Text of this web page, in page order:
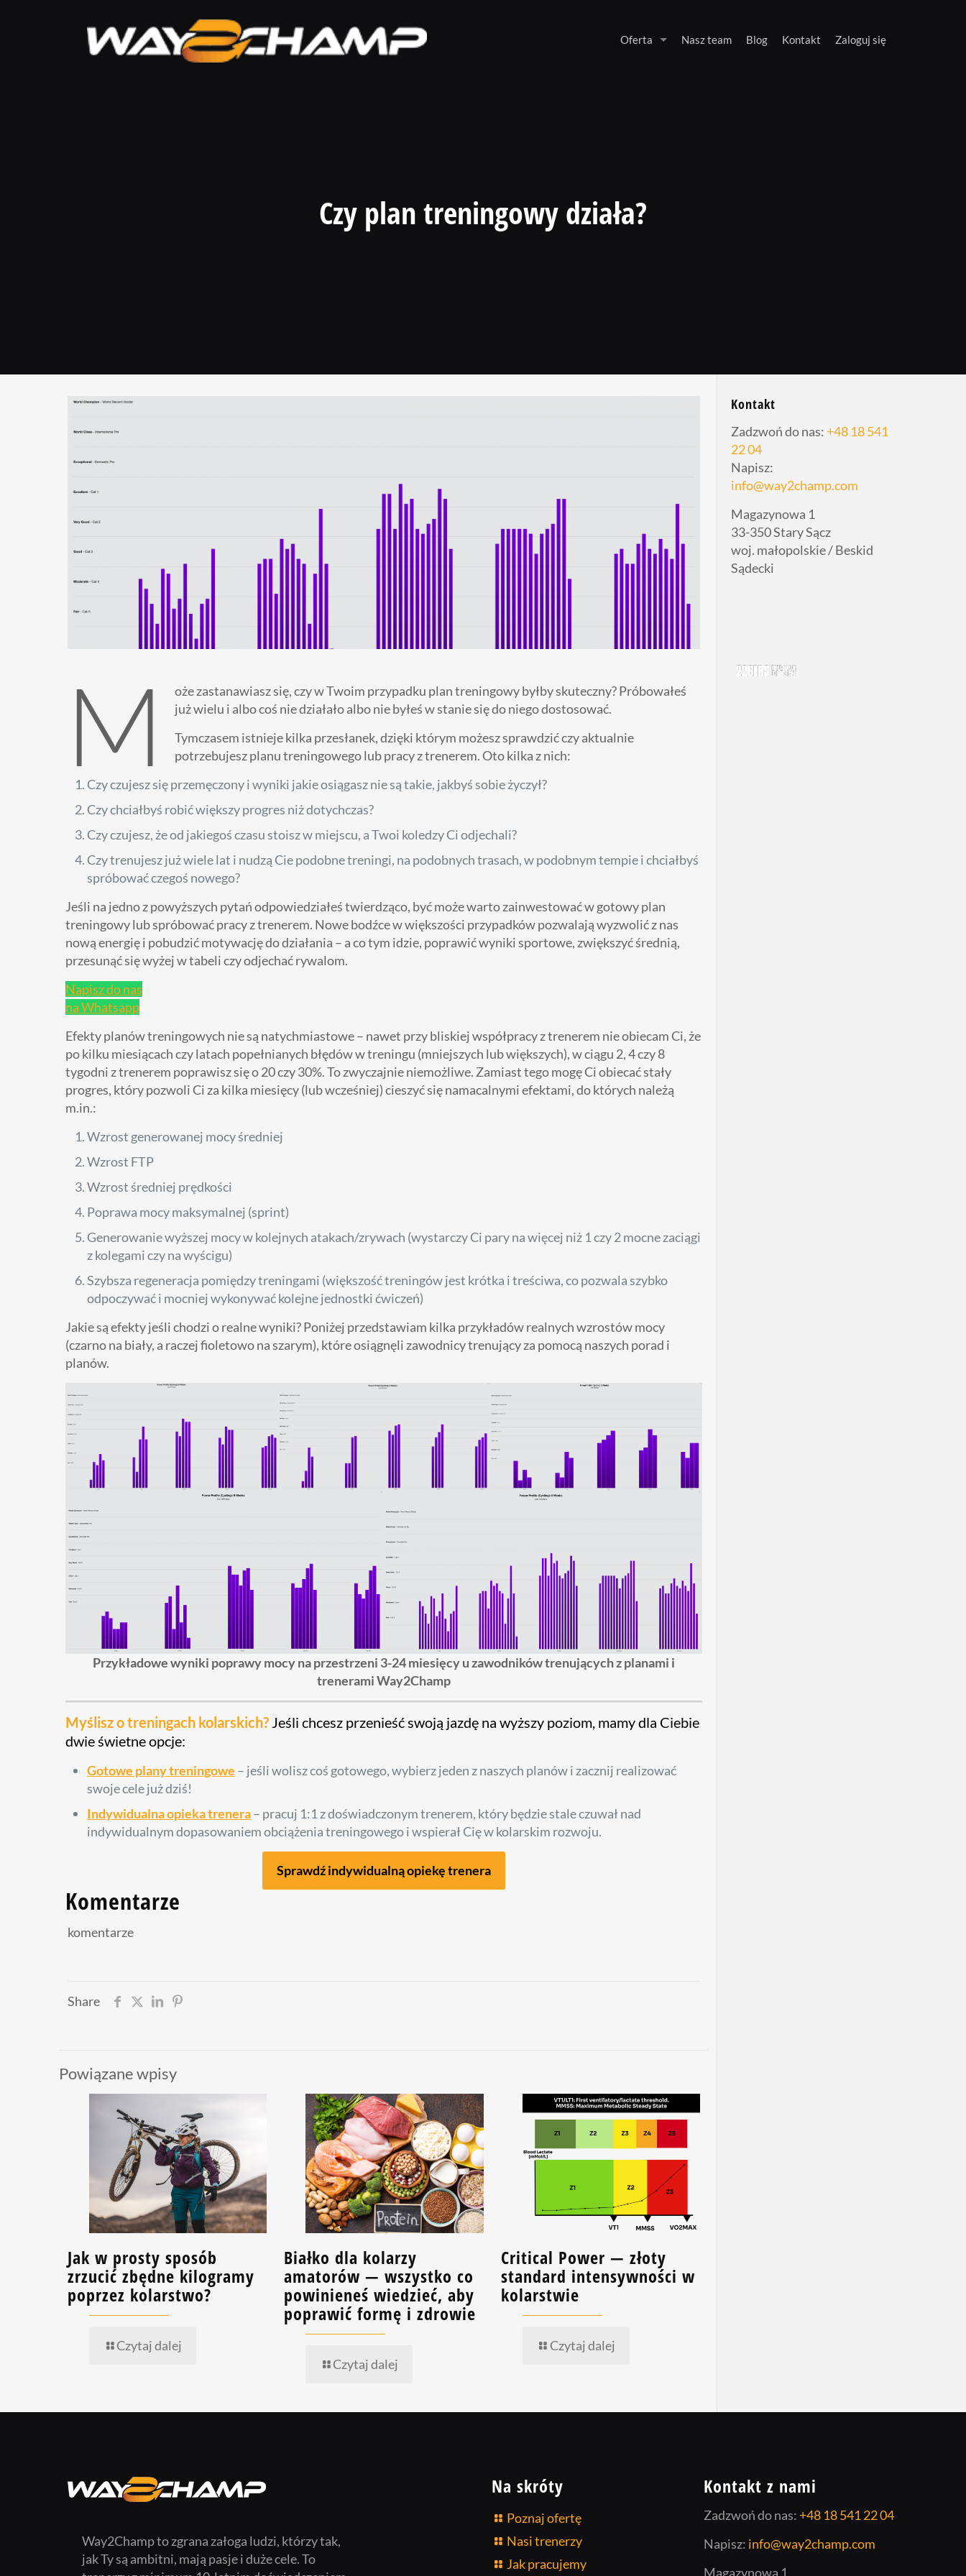
Oferta Nasz team Blog Kontakt Zaloguj się
Czy plan treningowy działa?
M
oże zastanawiasz się, czy w Twoim przypadku plan treningowy byłby skuteczny? Próbowałeś
już wielu i albo coś nie działało albo nie byłeś w stanie się do niego dostosować.
Tymczasem istnieje kilka przesłanek, dzięki którym możesz sprawdzić czy aktualnie
potrzebujesz planu treningowego lub pracy z trenerem. Oto kilka z nich:
Czy czujesz się przemęczony i wyniki jakie osiągasz nie są takie, jakbyś sobie życzył?
Czy chciałbyś robić większy progres niż dotychczas?
Czy czujesz, że od jakiegoś czasu stoisz w miejscu, a Twoi koledzy Ci odjechali?
Czy trenujesz już wiele lat i nudzą Cie podobne treningi, na podobnych trasach, w podobnym tempie i chciałbyś
spróbować czegoś nowego?
Jeśli na jedno z powyższych pytań odpowiedziałeś twierdząco, być może warto zainwestować w gotowy plan
treningowy lub spróbować pracy z trenerem. Nowe bodźce w większości przypadków pozwalają wyzwolić z nas
nową energię i pobudzić motywację do działania – a co tym idzie, poprawić wyniki sportowe, zwiększyć średnią,
przesunąć się wyżej w tabeli czy odjechać rywalom.
Napisz do nas
na Whatsapp
Efekty planów treningowych nie są natychmiastowe – nawet przy bliskiej współpracy z trenerem nie obiecam Ci, że
po kilku miesiącach czy latach popełnianych błędów w treningu (mniejszych lub większych), w ciągu 2, 4 czy 8
tygodni z trenerem poprawisz się o 20 czy 30%. To zwyczajnie niemożliwe. Zamiast tego mogę Ci obiecać stały
progres, który pozwoli Ci za kilka miesięcy (lub wcześniej) cieszyć się namacalnymi efektami, do których należą
m.in.:
Wzrost generowanej mocy średniej
Wzrost FTP
Wzrost średniej prędkości
Poprawa mocy maksymalnej (sprint)
Generowanie wyższej mocy w kolejnych atakach/zrywach (wystarczy Ci pary na więcej niż 1 czy 2 mocne zaciągi
z kolegami czy na wyścigu)
Szybsza regeneracja pomiędzy treningami (większość treningów jest krótka i treściwa, co pozwala szybko
odpoczywać i mocniej wykonywać kolejne jednostki ćwiczeń)
Jakie są efekty jeśli chodzi o realne wyniki? Poniżej przedstawiam kilka przykładów realnych wzrostów mocy
(czarno na biały, a raczej fioletowo na szarym), które osiągnęli zawodnicy trenujący za pomocą naszych porad i
planów.
Przykładowe wyniki poprawy mocy na przestrzeni 3-24 miesięcy u zawodników trenujących z planami i
trenerami Way2Champ
Myślisz o treningach kolarskich? Jeśli chcesz przenieść swoją jazdę na wyższy poziom, mamy dla Ciebie
dwie świetne opcje:
Gotowe plany treningowe – jeśli wolisz coś gotowego, wybierz jeden z naszych planów i zacznij realizować
swoje cele już dziś!
Indywidualna opieka trenera– pracuj 1:1 z doświadczonym trenerem, który będzie stale czuwał nad
indywidualnym dopasowaniem obciążenia treningowego i wspierał Cię w kolarskim rozwoju.
Sprawdź indywidualną opiekę trenera
Komentarze
komentarze
Share
Powiązane wpisy
Jak w prosty sposób
zrzucić zbędne kilogramy
poprzez kolarstwo?
Czytaj dalej
Białko dla kolarzy
amatorów — wszystko co
powinieneś wiedzieć, aby
poprawić formę i zdrowie
Czytaj dalej
Critical Power — złoty
standard intensywności w
kolarstwie
Czytaj dalej
Kontakt
Zadzwoń do nas: +48 18 541
22 04
Napisz:
info@way2champ.com
Magazynowa 1
33-350 Stary Sącz
woj. małopolskie / Beskid
Sądecki
Way2Champ to zgrana załoga ludzi, którzy tak,
jak Ty są ambitni, mają pasje i duże cele. To
Na skróty
Poznaj ofertę
Nasi trenerzy
Jak pracujemy
Kontakt z nami
Zadzwoń do nas: +48 18 541 22 04
Napisz: info@way2champ.com
Magazynowa 1